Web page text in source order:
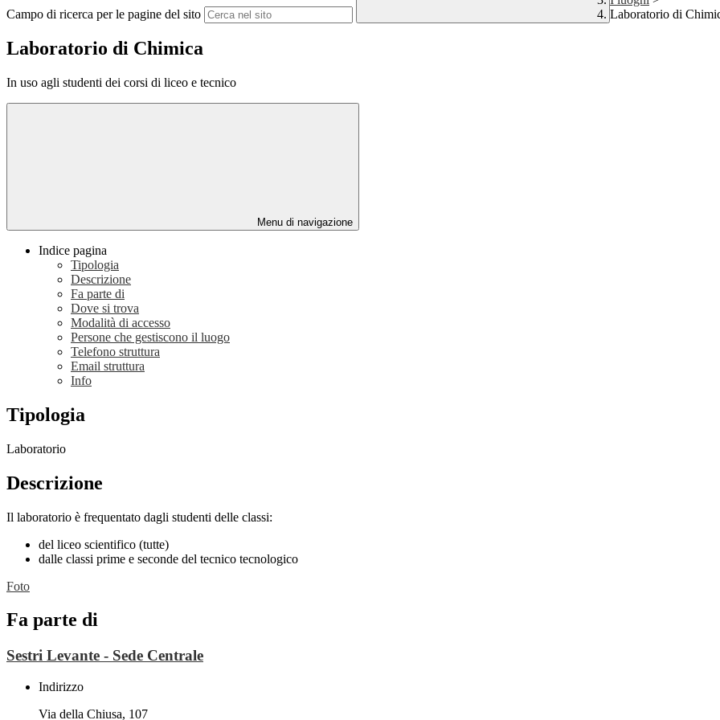
Campo di ricerca per le pagine del sito
Laboratorio di
Laboratorio di Chimica
In uso agli studenti dei corsi di liceo e tecnico
Menu di navigazione
Indice pagina
Tipologia
Descrizione
Fa parte di
Dove si trova
Modalità di accesso
Persone che gestiscono il luogo
Telefono struttura
Email struttura
Info
Tipologia
Laboratorio
Descrizione
Il laboratorio è frequentato dagli studenti delle classi:
del liceo scientifico (tutte)
dalle classi prime e seconde del tecnico tecnologico
Foto
Fa parte di
Sestri Levante - Sede Centrale
Indirizzo
Via della Chiusa, 107